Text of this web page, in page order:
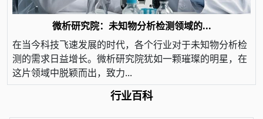
微析研究院：未知物分析检测领域的...
在当今科技飞速发展的时代，各个行业对于未知物分析检
测的需求日益增长。微析研究院犹如一颗璀璨的明星，在
这片领域中脱颖而出，致力...
行业百科